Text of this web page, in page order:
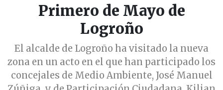
Primero de Mayo de
Logroño
El alcalde de Logroño ha visitado la nueva
zona en un acto en el que han participado los
concejales de Medio Ambiente, José Manuel